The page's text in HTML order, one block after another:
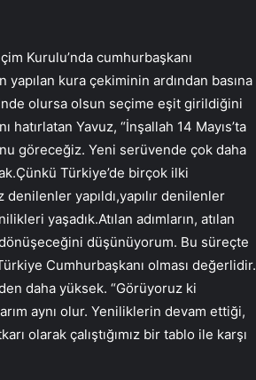
Kurulu’nda cumhurbaşkanı
kura çekiminin ardından basına
olursa olsun seçime eşit girildiğini
hatırlatan Yavuz, “İnşallah 14 Mayıs’ta
göreceğiz. Yeni serüvende çok daha
Türkiye’de birçok ilki
denilenler yapıldı,yapılır denilenler
yaşadık.Atılan adımların, atılan
düşünüyorum. Bu süreçte
Cumhurbaşkanı olması değerlidir.
daha yüksek. “Görüyoruz ki
aynı olur. Yeniliklerin devam ettiği,
olarak çalıştığımız bir tablo ile karşı